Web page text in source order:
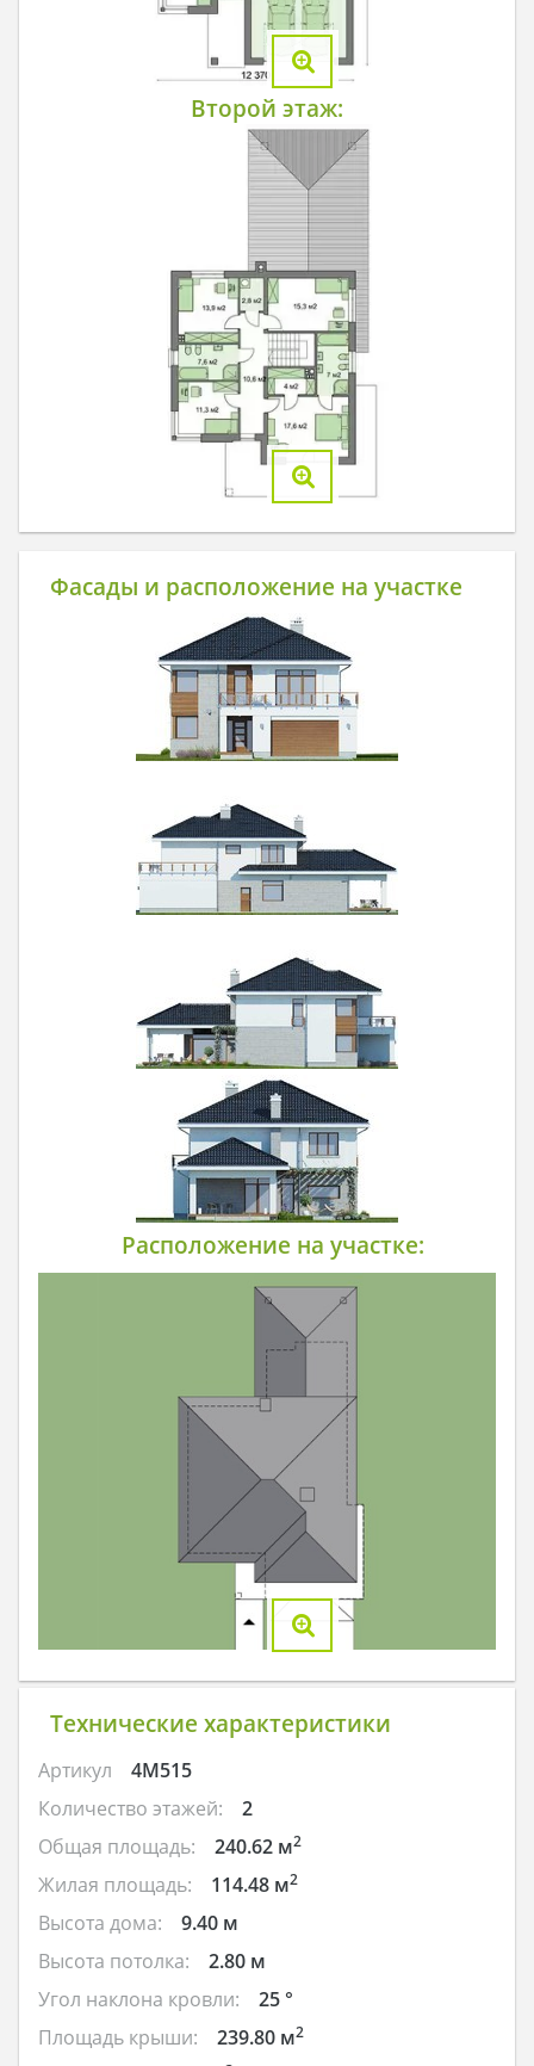
Второй этаж:
Фасады и расположение на участке
Расположение на участке:
Технические характеристики
Артикул
4M515
Количество этажей:
2
Общая площадь:
240.62 м2
Жилая площадь: 114.48 м2
Высота дома:
9.40 м
Высота потолка:
2.80 м
Угол наклона кровли:
25 °
Площадь крыши:
239.80 м2